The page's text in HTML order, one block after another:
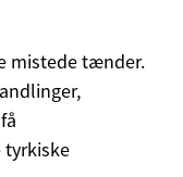
mistede tænder.
tyrkiske